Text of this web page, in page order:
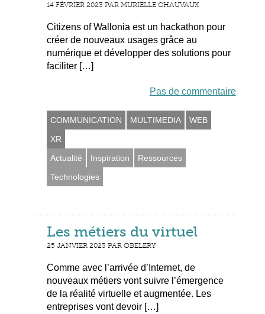
14 FÉVRIER 2023 PAR MURIELLE CHAUVAUX
Citizens of Wallonia est un hackathon pour
créer de nouveaux usages grâce au
numérique et développer des solutions pour
faciliter […]
Pas de commentaire
COMMUNICATION MULTIMEDIA
WEB
XR
Actualité
Inspiration
Ressources
Technologies
Les métiers du virtuel
25 JANVIER 2023 PAR OBELERY
Comme avec l’arrivée d’Internet, de
nouveaux métiers vont suivre l’émergence
de la réalité virtuelle et augmentée. Les
entreprises vont devoir […]